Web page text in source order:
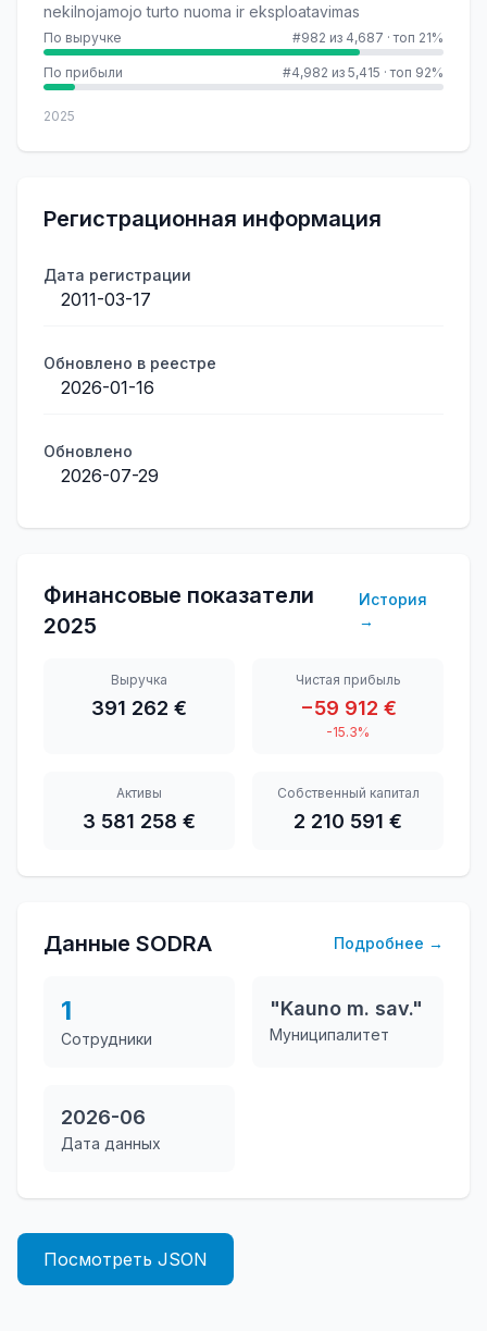
nekilnojamojo turto nuoma ir eksploatavimas
По выручке #982 из 4,687 ·топ 21%
По прибыли #4,982 из 5,415 ·топ 92%
2025
Регистрационная информация
Дата регистрации
2011-03-17
Обновлено в реестре
2026-01-16
Обновлено
2026-07-29
Финансовые показатели
2025
История
→
Выручка
391 262 €
Чистая прибыль
−59 912 €
-15.3%
Активы
3 581 258 €
Собственный капитал
2 210 591 €
Данные SODRA Подробнее →
1
Сотрудники
"Kauno m. sav."
Муниципалитет
2026-06
Дата данных
Посмотреть JSON